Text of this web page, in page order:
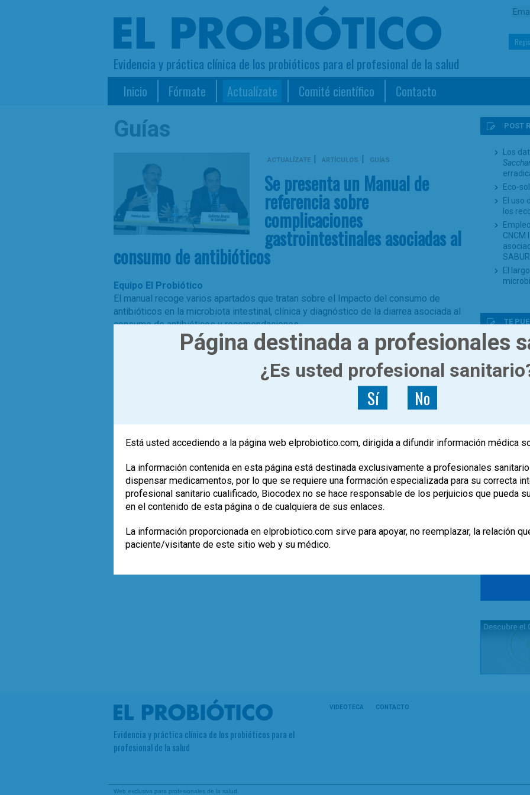
Evidencia y práctica clínica de los probióticos para el profesional de la salud
Inicio Fórmate Actualízate Comité científico Contacto
Guías
ACTUALÍZATE | ARTÍCULOS | GUÍAS
Se presenta un Manual de
referencia sobre
complicaciones
gastrointestinales asociadas al
consumo de antibióticos
Equipo El Probiótico
El manual recoge varios apartados que tratan sobre el Impacto del consumo de
antibióticos en la microbiota intestinal, clínica y diagnóstico de la diarrea asociada al
consumo de antibióticos y recomendaciones.
antibióticos diarrea , manual,microbiota 0
POST
Los
Eco-
El uso
los
CNCM
El
TE
Evidencia y práctica clínica de los probióticos para el
profesional de la salud
VIDEOTECA CONTACTO
Web exclusiva para profesionales de la salud.
Página destinada a profesionales
¿Es usted profesional
Sí No
Está usted accediendo a la página web elprobiotico.com, dirigida a difundir información médica
La información contenida en esta página está destinada exclusivamente a profesionales
dispensar medicamentos, por lo que se requiere una formación especializada para su correcta
profesional sanitario cualificado, Biocodex no se hace responsable de los perjuicios que pueda
en el contenido de esta página o de cualquiera de sus enlaces.
La información proporcionada en elprobiotico.com sirve para apoyar, no reemplazar, la relación
paciente/visitante de este sitio web y su médico.